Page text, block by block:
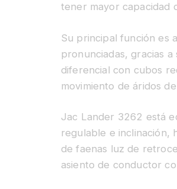
tener mayor capacidad
Su principal función es
pronunciadas, gracias
diferencial con cubos
movimiento de áridos
Jac Lander 3262 está
regulable e inclinación,
de faenas luz de
asiento de conductor